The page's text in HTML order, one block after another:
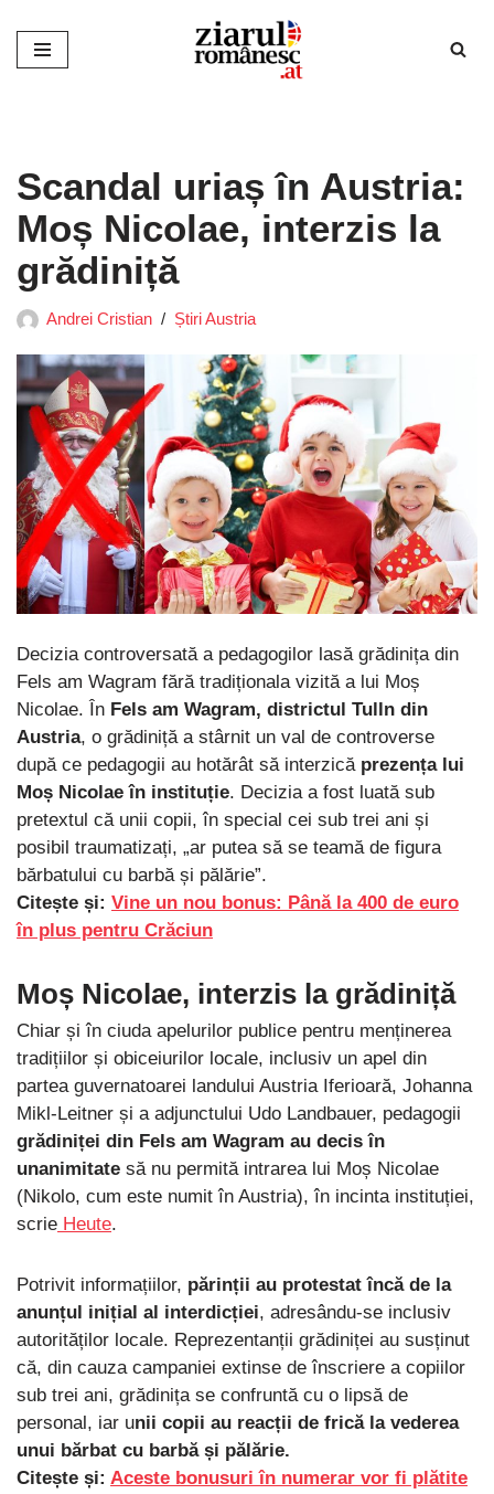
Sari
Scandal uriaș în Austria:
Moș Nicolae, interzis la
grădiniță
Andrei Cristian Știri Austria
Decizia controversată a pedagogilor lasă grădinița din
Fels am Wagram fără tradiționala vizită a lui Moș
Nicolae. În Fels am Wagram, districtul Tulln din
Austria, o grădiniță a stârnit un val de controverse
după ce pedagogii au hotărât să interzică prezența lui
Moș Nicolae în instituție. Decizia a fost luată sub
pretextul că unii copii, în special cei sub trei ani și
posibil traumatizați, „ar putea să se teamă de figura
bărbatului cu barbă și pălărie”.
Citește și: Vine un nou bonus: Până la 400 de euro
în plus pentru Crăciun
Moș Nicolae, interzis la grădiniță
Chiar și în ciuda apelurilor publice pentru menținerea
tradițiilor și obiceiurilor locale, inclusiv un apel din
partea guvernatoarei landului Austria Iferioară, Johanna
Mikl-Leitner și a adjunctului Udo Landbauer, pedagogii
grădiniței din Fels am Wagram au decis în
unanimitate să nu permită intrarea lui Moș Nicolae
(Nikolo, cum este numit în Austria), în incinta instituției,
scrie Heute.
Potrivit informațiilor, părinții au protestat încă de la
anunțul inițial al interdicției, adresându-se inclusiv
autorităților locale. Reprezentanții grădiniței au susținut
că, din cauza campaniei extinse de înscriere a copiilor
sub trei ani, grădinița se confruntă cu o lipsă de
personal, iar unii copii au reacții de frică la vederea
unui bărbat cu barbă și pălărie.
Citește și: Aceste bonusuri în numerar vor fi plătite